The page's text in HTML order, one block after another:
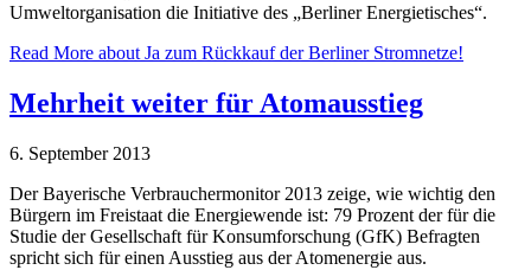
Umweltorganisation die Initiative des „Berliner Energietisches“.
Read More about Ja zum Rückkauf der Berliner Stromnetze!
Mehrheit weiter für Atomausstieg
6. September 2013
Der Bayerische Verbrauchermonitor 2013 zeige, wie wichtig den
Bürgern im Freistaat die Energiewende ist: 79 Prozent der für die
Studie der Gesellschaft für Konsumforschung (GfK) Befragten
spricht sich für einen Ausstieg aus der Atomenergie aus.